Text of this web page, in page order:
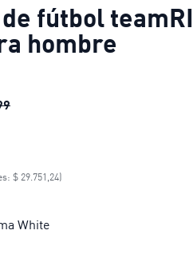
fútbol
hombre
Pantalones de fútbol
de fútbol
$ 29.751,24)
White